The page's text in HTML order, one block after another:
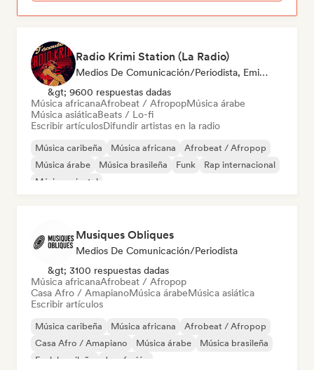
Radio Krimi Station (La Radio)
Medios De Comunicación/Periodista, Emisoras De Radio
&gt; 9600 respuestas dadas
Música africanaAfrobeat / AfropopMúsica árabe
Música asiáticaBeats / Lo-fi
Escribir artículosDifundir artistas en la radio
Música caribeña Música africana
Afrobeat / Afropop
Música árabe
Música brasileña Funk
Rap internacional
Música oriental
Musiques Obliques
Medios De Comunicación/Periodista
&gt; 3100 respuestas dadas
Música africanaAfrobeat / Afropop
Casa Afro / AmapianoMúsica árabeMúsica asiática
Escribir artículos
Música caribeña Música africana
Afrobeat / Afropop
Casa Afro / Amapiano
Música árabe
Música brasileña
Funk brasileño
Jazz fusión